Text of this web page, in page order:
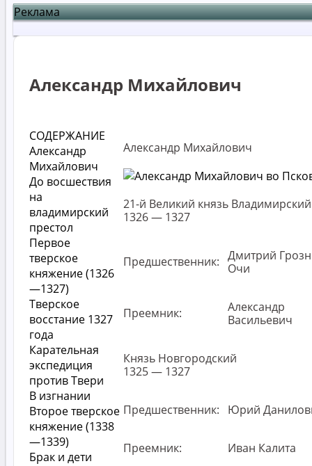
Реклама
Александр Михайлович
Александр Михайлович
21-й Великий князь Владимирский
1326 — 1327
Предшественник: Дмитрий
Очи
Преемник:
Александр
Васильевич
Князь Новгородский
1325 — 1327
Предшественник: Юрий
Преемник: Иван Калита
СОДЕРЖАНИЕ
Александр
Михайлович
До восшествия
на
владимирский
престол
Первое
тверское
княжение (1326
—1327)
Тверское
восстание 1327
года
Карательная
экспедиция
против Твери
В изгнании
Второе тверское
княжение (1338
—1339)
Брак и дети